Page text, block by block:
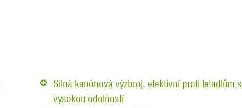
Silná kanónová výzbroj, efektivní proti letadlům s
vysokou odolností